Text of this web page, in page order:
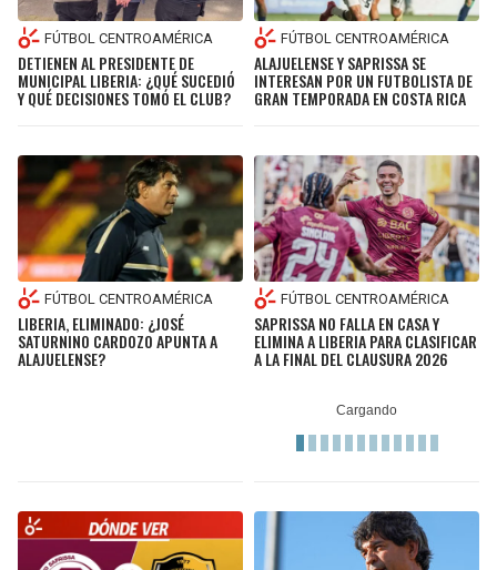
FÚTBOL CENTROAMÉRICA
DETIENEN AL PRESIDENTE DE
MUNICIPAL LIBERIA: ¿QUÉ SUCEDIÓ
Y QUÉ DECISIONES TOMÓ EL CLUB?
FÚTBOL CENTROAMÉRICA
ALAJUELENSE Y SAPRISSA SE
INTERESAN POR UN FUTBOLISTA DE
GRAN TEMPORADA EN COSTA RICA
FÚTBOL CENTROAMÉRICA
LIBERIA, ELIMINADO: ¿JOSÉ
SATURNINO CARDOZO APUNTA A
ALAJUELENSE?
FÚTBOL CENTROAMÉRICA
SAPRISSA NO FALLA EN CASA Y
ELIMINA A LIBERIA PARA CLASIFICAR
A LA FINAL DEL CLAUSURA 2026